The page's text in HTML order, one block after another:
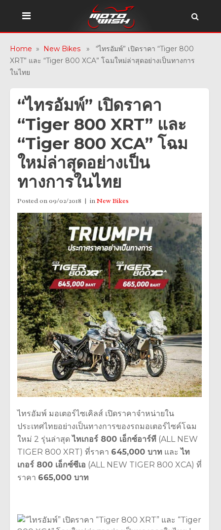
Home » New Bikes » “ไทรอัมพ์” เปิดราคา “Tiger 800
XRT” และ “Tiger 800 XCA” โฉมใหม่ล่าสุดอย่างเป็นทางการ
ในไทย
“ไทรอัมพ์” เปิดราคา
“Tiger 800 XRT” และ
“Tiger 800 XCA” โฉม
ใหม่ล่าสุดอย่างเป็น
ทางการในไทย
Posted on09/02/2018 inNew Bikes
ไทรอัมพ์ มอเตอร์ไซเคิลส์ เปิดราคาจำหน่ายใน
ประเทศไทยอย่างเป็นทางการของรถมอเตอร์ไซค์โฉม
ใหม่ 2 รุ่นล่าสุดไทเกอร์ 800 เอ็กซ์อาร์ที (ALL NEW
TIGER 800 XRT) ที่ราคา 645,000 บาท และไท
เกอร์ 800 เอ็กซ์ซีเอ (ALL NEW TIGER 800 XCA) ที่
ราคา 665,000 บาท